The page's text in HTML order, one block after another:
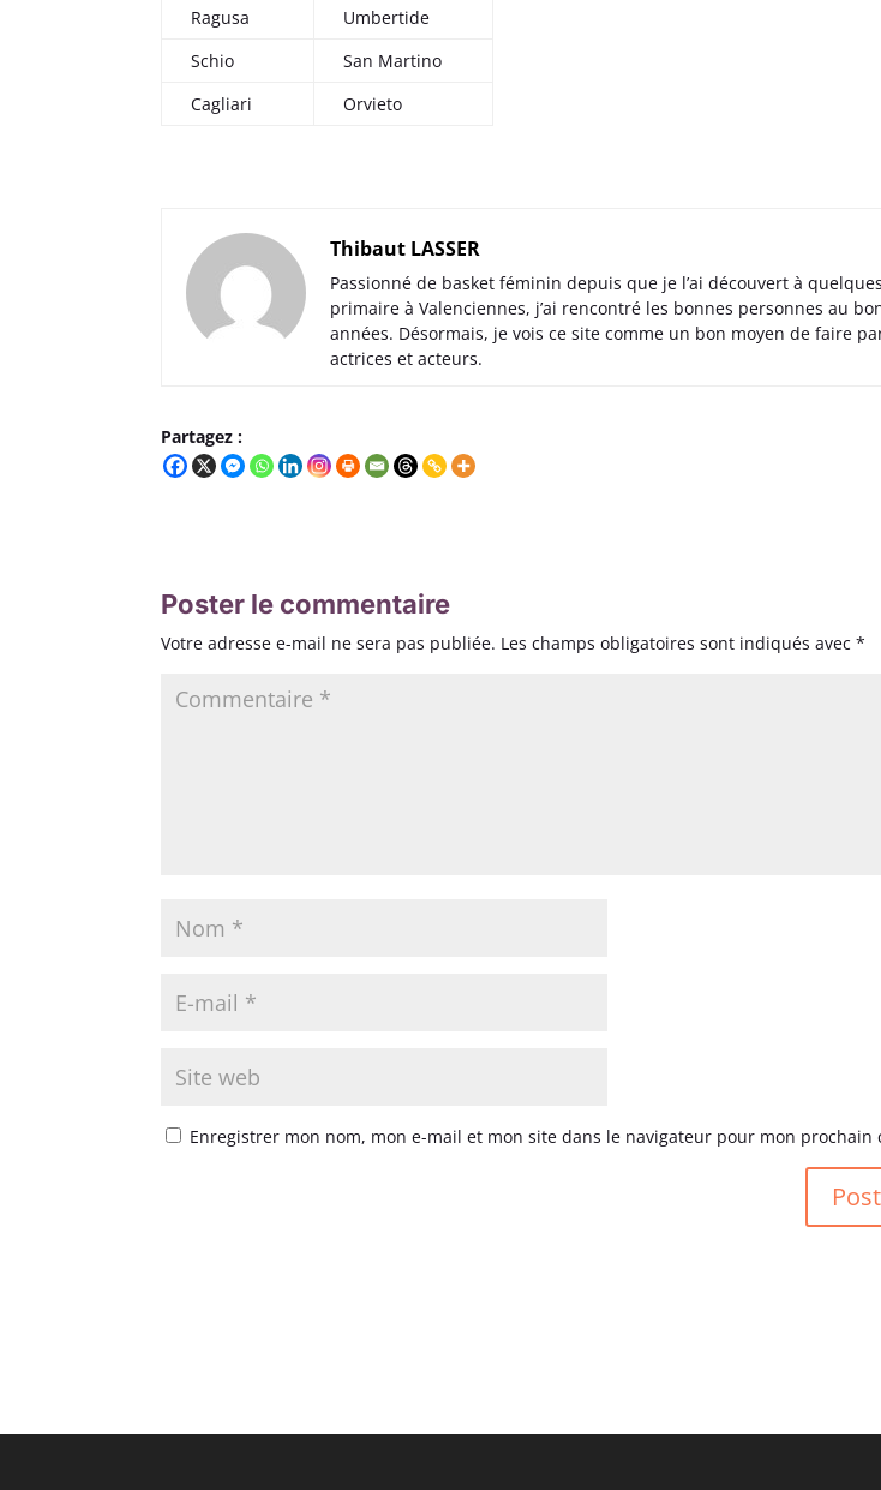
Ragusa
Umbertide
Schio
San Martino
Cagliari
Orvieto
Thibaut LASSER
Passionné de basket féminin depuis que je l’ai découvert à
primaire à Valenciennes, j’ai rencontré les bonnes personnes au
années. Désormais, je vois ce site comme un bon moyen de faire
actrices et acteurs.
Partagez :
Poster le commentaire
Votre adresse e-mail ne sera pas publiée. Les champs obligatoires sont indiqués avec*
Enregistrer mon nom, mon e-mail et mon site dans le navigateur pour mon prochain